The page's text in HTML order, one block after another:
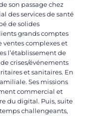
son passage chez
des services de santé
de solides
grands comptes
ventes complexes et
l’établissement de
crises/événements
et sanitaires. En
Ses missions
commercial et
du digital. Puis, suite
challengeants,